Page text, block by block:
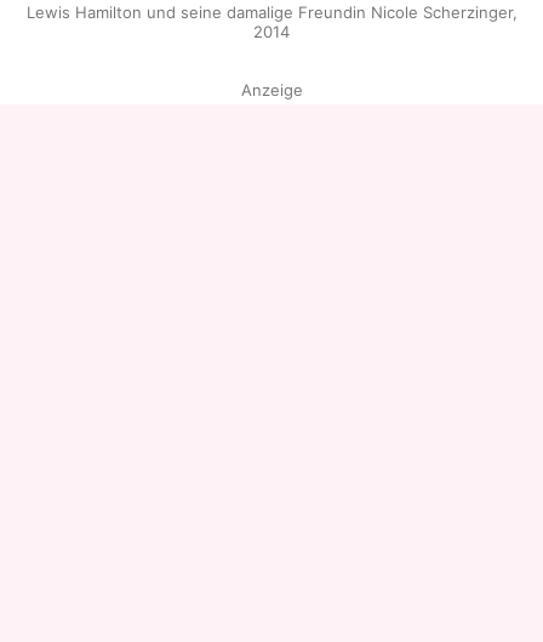
Lewis Hamilton und seine damalige Freundin Nicole Scherzinger,
2014
Anzeige